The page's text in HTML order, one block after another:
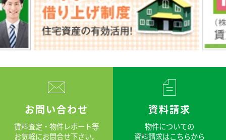
お問い合わせ
賃料査定・物件レポート等
お気軽にお問合せ下さい。
資料請求
物件についての
資料請求はこちらから